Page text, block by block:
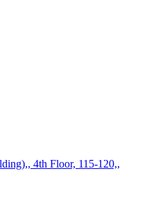
, 4th Floor, 115-120,,